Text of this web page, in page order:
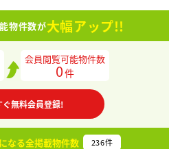
物件数が大幅アップ!!
会員閲覧可能物件数
0件
ぐ無料会員登録!
なる全掲載物件数 236件